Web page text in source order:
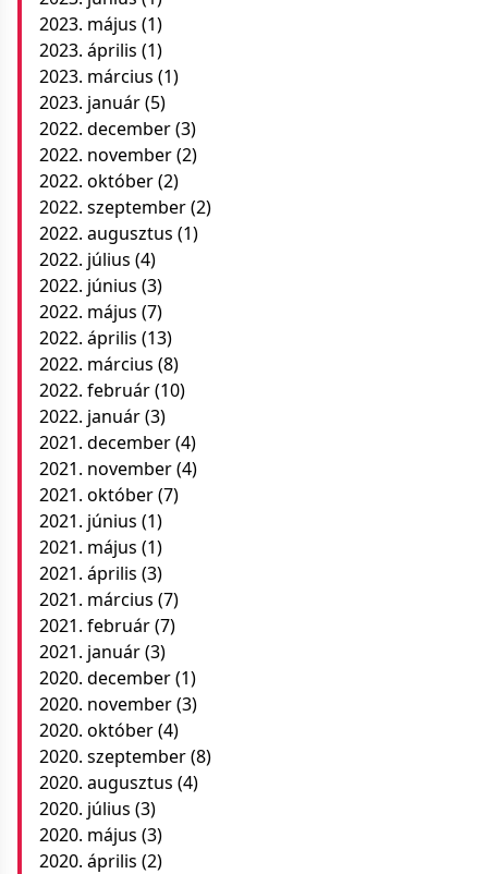
2023. május (1)
2023. április (1)
2023. március (1)
2023. január(5)
2022. december(3)
2022. november(2)
2022. október(2)
2022. szeptember(2)
2022. augusztus (1)
2022. július (4)
2022. június (3)
2022. május (7)
2022. április (13)
2022. március (8)
2022. február(10)
2022. január(3)
2021. december(4)
2021. november(4)
2021. október(7)
2021. június (1)
2021. május (1)
2021. április (3)
2021. március (7)
2021. február(7)
2021. január(3)
2020. december(1)
2020. november(3)
2020. október(4)
2020. szeptember(8)
2020. augusztus (4)
2020. július (3)
2020. május (3)
2020. április (2)